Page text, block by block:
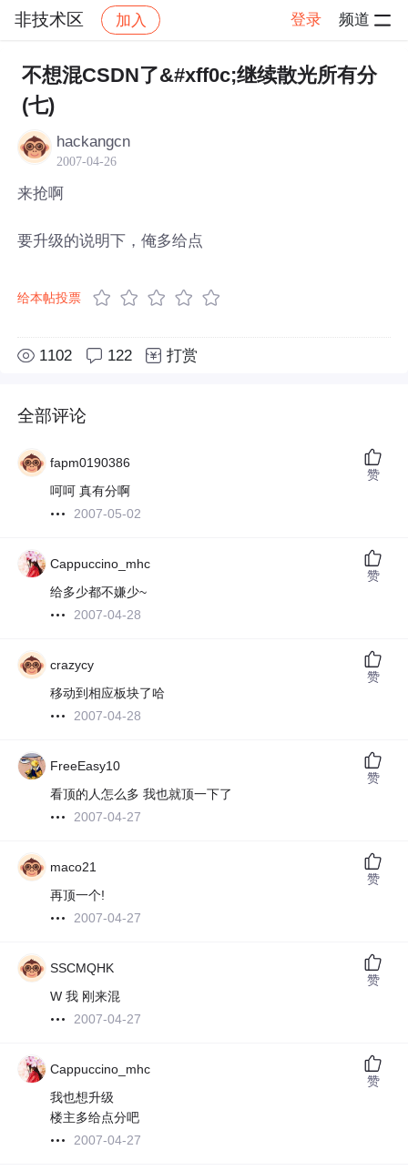
非技术区 加入 登录 频道
社区 非技术区 帖子详情
不想混CSDN了&#xff0c;继续散光所有分
(七)
hackangcn
2007-04-26
来抢啊
要升级的说明下，俺多给点
给本帖投票
1102 122 打赏
全部评论
fapm0190386
呵呵 真有分啊
2007-05-02
赞
Cappuccino_mhc
给多少都不嫌少~
2007-04-28
赞
crazycy
移动到相应板块了哈
2007-04-28
赞
FreeEasy10
看顶的人怎么多 我也就顶一下了
2007-04-27
赞
maco21
再顶一个!
2007-04-27
赞
SSCMQHK
W 我 刚来混
2007-04-27
赞
Cappuccino_mhc
我也想升级
楼主多给点分吧
2007-04-27
赞